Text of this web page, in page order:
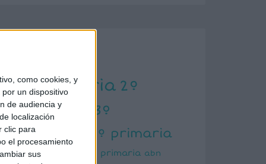
como cookies, y
un dispositivo
de audiencia y
localización
clic para
el procesamiento
sus
1º primaria 2º
primaria
3º
primaria
4º primaria
5º primaria 6º primaria abn